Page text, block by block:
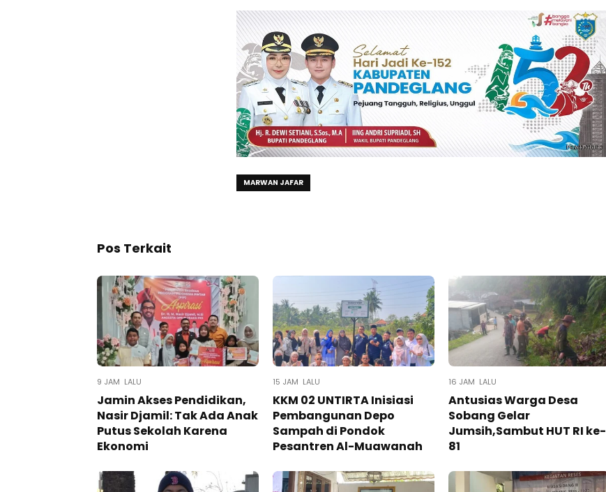
MARWAN JAFAR
Pos Terkait
9 JAM LALU
Jamin Akses Pendidikan,
Nasir Djamil: Tak Ada Anak
Putus Sekolah Karena
Ekonomi
15 JAM LALU
KKM 02 UNTIRTA Inisiasi
Pembangunan Depo
Sampah di Pondok
Pesantren Al-Muawanah
16 JAM LALU
Antusias Warga Desa
Sobang Gelar
Jumsih,Sambut HUT RI ke-
81